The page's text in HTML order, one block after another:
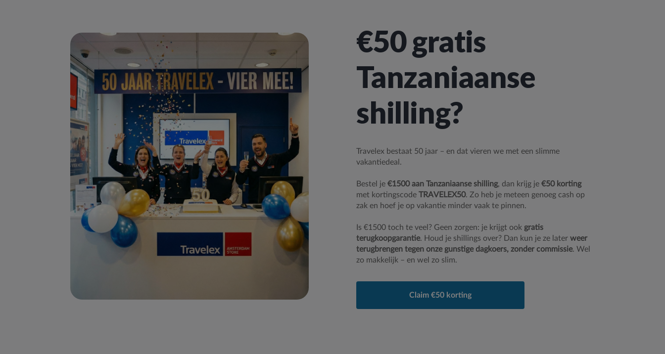
€50 gratis
Tanzaniaanse
shilling?
Travelex bestaat 50 jaar – en dat vieren we met een slimme
vakantiedeal.
Bestel je €1500 aan Tanzaniaanse shilling, dan krijg je €50 korting
met kortingscode TRAVELEX50. Zo heb je meteen genoeg cash op
zak en hoef je op vakantie minder vaak te pinnen.
Is €1500 toch te veel? Geen zorgen: je krijgt ook gratis
terugkoopgarantie. Houd je shillings over? Dan kun je ze later weer
terugbrengen tegen onze gunstige dagkoers, zonder commissie. Wel
zo makkelijk – en wel zo slim.
Claim €50 korting